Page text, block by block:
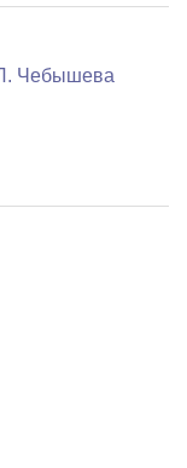
Чебышева